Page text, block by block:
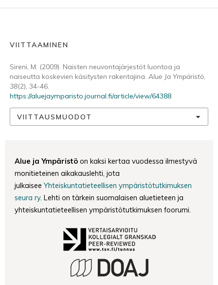
VIITTAAMINEN
Sireni, M. (2009). Naisten neuvontajärjestöt luontoa ja
naiseutta koskevien käsitysten rakentajina. Alue Ja Ympäristö,
38(2), 34-46.
https://aluejaymparisto.journal.fi/article/view/64388
VIITTAUSMUODOT
Alue ja Ympäristö on kaksi kertaa vuodessa ilmestyvä
monitieteinen aikakauslehti, jota
julkaisee Yhteiskuntatieteellisen ympäristötutkimuksen
seura ry. Lehti on tärkein suomalaisen aluetieteen ja
yhteiskuntatieteellisen ympäristötutkimuksen foorumi.